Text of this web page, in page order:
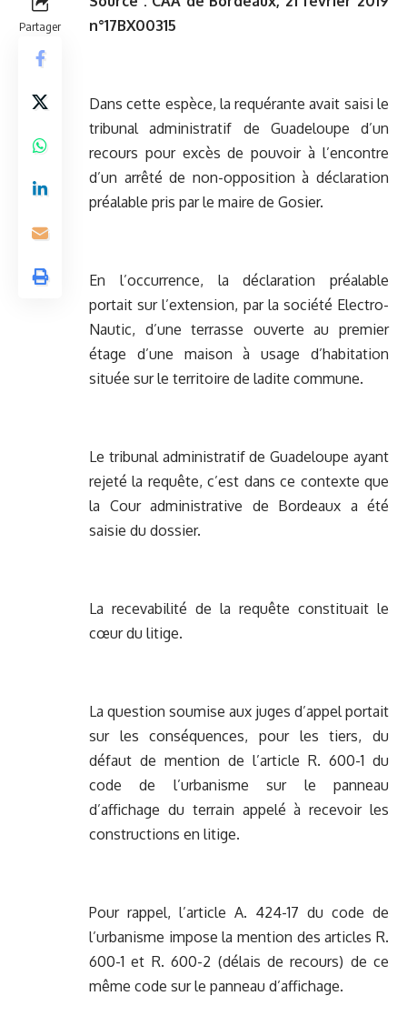
Partager
n°17BX00315
Dans cette espèce, la requérante avait saisi le
tribunal administratif de Guadeloupe d’un
recours pour excès de pouvoir à l’encontre
d’un arrêté de non-opposition à déclaration
préalable pris par le maire de Gosier.
En l’occurrence, la déclaration préalable
portait sur l’extension, par la société Electro-
Nautic, d’une terrasse ouverte au premier
étage d’une maison à usage d’habitation
située sur le territoire de ladite commune.
Le tribunal administratif de Guadeloupe ayant
rejeté la requête, c’est dans ce contexte que
la Cour administrative de Bordeaux a été
saisie du dossier.
La recevabilité de la requête constituait le
cœur du litige.
La question soumise aux juges d’appel portait
sur les conséquences, pour les tiers, du
défaut de mention de l’article R. 600-1 du
code de l’urbanisme sur le panneau
d’affichage du terrain appelé à recevoir les
constructions en litige.
Pour rappel, l’article A. 424-17 du code de
l’urbanisme impose la mention des articles R.
600-1 et R. 600-2 (délais de recours) de ce
même code sur le panneau d’affichage.